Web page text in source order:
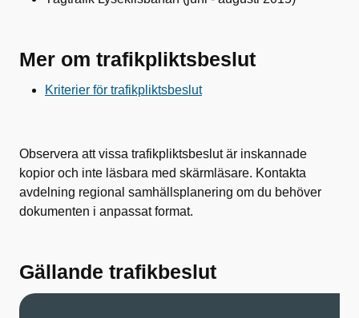
Mer om trafikpliktsbeslut
Kriterier för trafikpliktsbeslut
Observera att vissa trafikpliktsbeslut är inskannade
kopior och inte läsbara med skärmläsare. Kontakta
avdelning regional samhällsplanering om du behöver
dokumenten i anpassat format.
Gällande trafikbeslut